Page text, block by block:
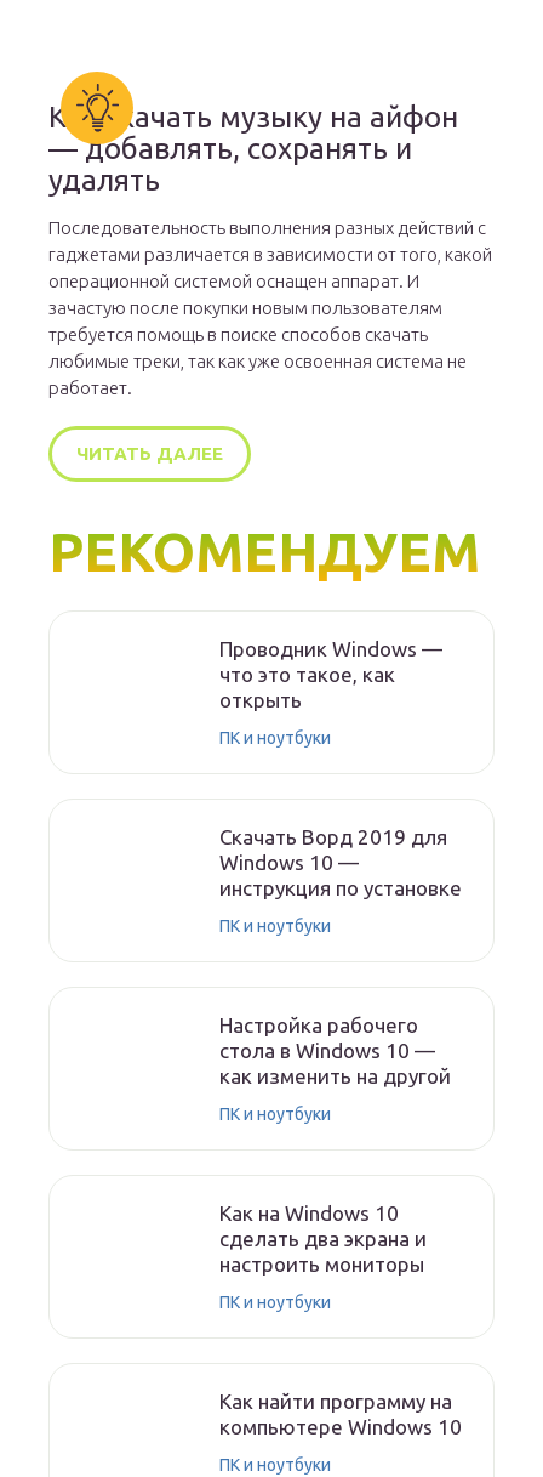
Как скачать музыку на айфон
— добавлять, сохранять и
удалять
Последовательность выполнения разных действий с
гаджетами различается в зависимости от того, какой
операционной системой оснащен аппарат. И
зачастую после покупки новым пользователям
требуется помощь в поиске способов скачать
любимые треки, так как уже освоенная система не
работает.
ЧИТАТЬ ДАЛЕЕ
РЕКОМЕНДУЕМ
Проводник Windows —
что это такое, как
открыть
ПК и ноутбуки
Скачать Ворд 2019 для
Windows 10 —
инструкция по установке
ПК и ноутбуки
Настройка рабочего
стола в Windows 10 —
как изменить на другой
ПК и ноутбуки
Как на Windows 10
сделать два экрана и
настроить мониторы
ПК и ноутбуки
Как найти программу на
компьютере Windows 10
ПК и ноутбуки